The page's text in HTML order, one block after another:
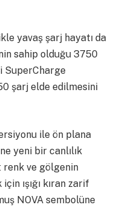
yavaş şarj hayatı da
sahip olduğu 3750
SuperCharge
şarj elde edilmesini
ile ön plana
yeni bir canlılık
ve gölgenin
ışığı kıran zarif
NOVA sembolüne